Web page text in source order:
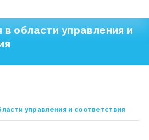
области управления и
управления и соответствия